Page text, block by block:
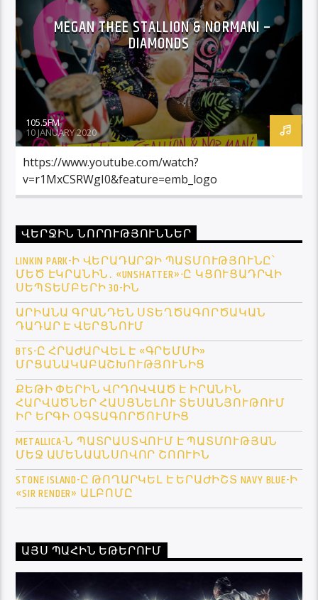
MEGAN THEE STALLION & NORMANI –
DIAMONDS
105.5FM
10 JANUARY 2020
https://www.youtube.com/watch?
v=r1MxCSRWgI0&feature=emb_logo
ՎԵՐՋԻՆ ՆՈՐՈՒԹՅՈՒՆՆԵՐ
LINKIN PARK-Ի ՎԵՐԱԴԱՐՁԻ ՊԱՏՄՈՒԹՅՈՒՆԸ՝
ՄԵԾ ԷԿՐԱՆԻՆ․ «UNSHATTER»-Ը ԿՑՈՒՑԱԴՐՎԻ
ՍԵՊՏԵՄԲԵՐԻ 30-ԻՆ
ԱՐԻԱՆԱ ԳՐԱՆԴԵՆ ՍՏԵՂԾԱԳՈՐԾԱԿԱՆ
ԴԱԴԱՐ Է ՎԵՐՑՆՈՒՄ
BTS-Ը ՀՐԱԺԱՐՎԵԼ Է «ԳՐԵՄՄԻ»
ՄՐՑԱՆԱԿԱԲԱՇԽՈՒԹՅՈՒՆԻՑ
ՔԵԹԻ ՓԵՐԻՆ ՎՐԴՈՎՎԱԾ Է ԻՐԱՆԻՆ
ՀԱՐՎԱԾՆԵՐ ՀԱՍՑՆԵԼՈՒ ՏԵՍԱՆՅՈՒԹՈՒՄ
ԻՐ ԵՐԳԻ ՕԳՏԱԳՈՐԾՈՒՄԻՑ
METALLICA-Ն ՊԱՏՐԱՍՏՎՈՒՄ Է ՊԱՏՄՈՒԹՅԱՆ
ՄԵՋ ԱՄԵՆԱԱՆՍՈՎՈՐ ՇՈՈՒԻՆ
STONE ISLAND-Ը ԹՈՂԱՐԿԵԼ Է ԵՐԱԺԻՇՏ NAVY BLUE-Ի
«SIR RENDER» ԱԼԲՈՄԸ
ԱՅՍ ՊԱՀԻՆ ԵԹԵՐՈՒՄ